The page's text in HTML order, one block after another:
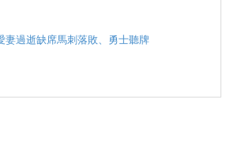
妻過逝缺席馬刺落敗、勇士聽牌